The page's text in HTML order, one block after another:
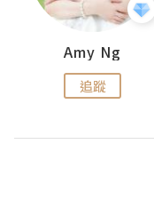
Amy Ng
追蹤